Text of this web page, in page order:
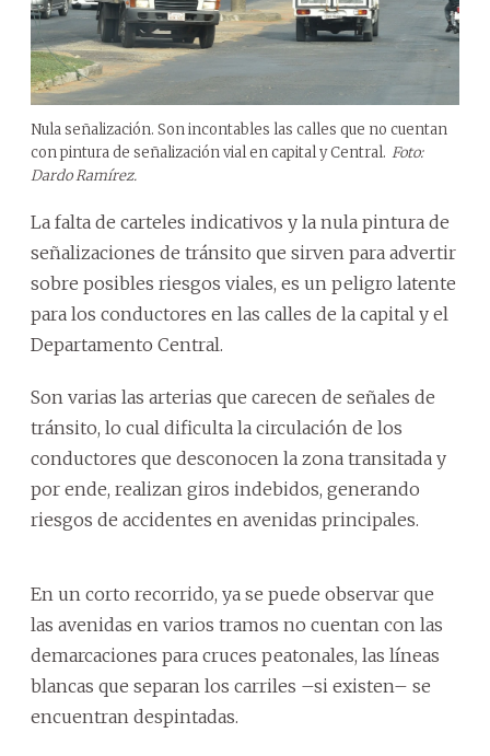
Nula señalización. Son incontables las calles que no cuentan
con pintura de señalización vial en capital y Central. Foto:
Dardo Ramírez.
La falta de carteles indicativos y la nula pintura de
señalizaciones de tránsito que sirven para advertir
sobre posibles riesgos viales, es un peligro latente
para los conductores en las calles de la capital y el
Departamento Central.
Son varias las arterias que carecen de señales de
tránsito, lo cual dificulta la circulación de los
conductores que desconocen la zona transitada y
por ende, realizan giros indebidos, generando
riesgos de accidentes en avenidas principales.
En un corto recorrido, ya se puede observar que
las avenidas en varios tramos no cuentan con las
demarcaciones para cruces peatonales, las líneas
blancas que separan los carriles –si existen– se
encuentran despintadas.